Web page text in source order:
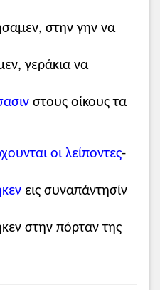
στην γην να
γεράκια να
στους οίκους τα
οι λείποντες-
εις συναπάντησίν
στην πόρταν της